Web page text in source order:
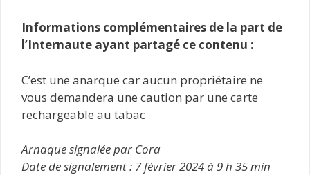
Informations complémentaires de la part de
l’Internaute ayant partagé ce contenu :
C’est une anarque car aucun propriétaire ne
vous demandera une caution par une carte
rechargeable au tabac
Arnaque signalée par Cora
Date de signalement : 7 février 2024 à 9 h 35 min